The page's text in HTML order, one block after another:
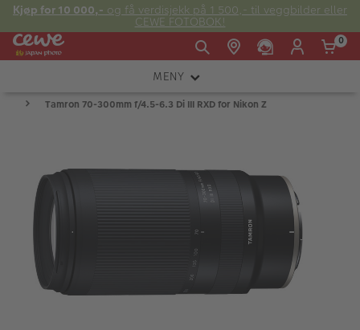
Kjøp for 10 000,- og få verdisjekk på 1 500,- til veggbilder eller
CEWE FOTOBOK!
Fre:
20:00
Søndag:
E-post:
kundeservice@japanphoto.no
0
MENY
KAMERA
FOTOTILBEHØR
LYS OG STUDIO
INSTANTFOTO
ANALOG
KIKKERTER
Tamron 70-300mm f/4.5-6.3 Di III RXD for Nikon Z